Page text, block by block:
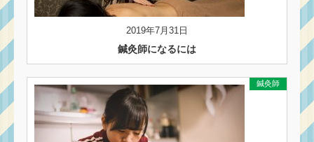
2019年7月31日
鍼灸師になるには
鍼灸師